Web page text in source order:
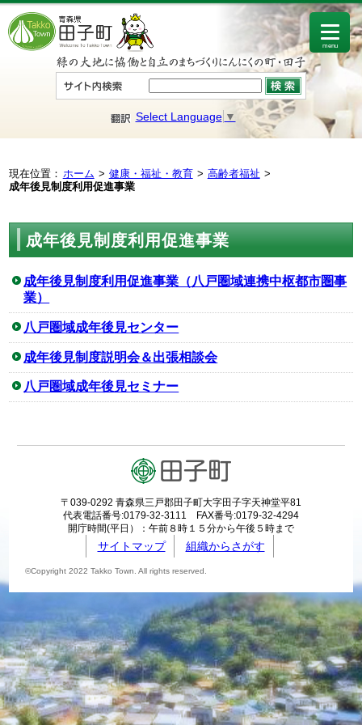
Select Language ▼
menu
現在位置： ホーム 健康・福祉・教育
高齢者福祉
成年後見制度利用促進事業
成年後見制度利用促進事業
成年後見制度利用促進事業（八戸圏域連携中枢都市圏事
業）
八戸圏域成年後見センター
成年後見制度説明会＆出張相談会
八戸圏域成年後見セミナー
〒039-0292 青森県三戸郡田子町大字田子字天神堂平81
代表電話番号:0179-32-3111 FAX番号:0179-32-4294
開庁時間(平日）：午前８時１５分から午後５時まで
サイトマップ 組織からさがす
©Copyright 2022 Takko Town. All rights reserved.